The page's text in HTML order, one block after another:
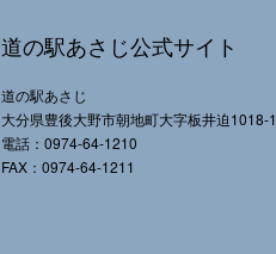
道の駅あさじ公式サイト
道の駅あさじ
大分県豊後大野市朝地町大字板井迫1018-1
電話：0974-64-1210
FAX：0974-64-1211